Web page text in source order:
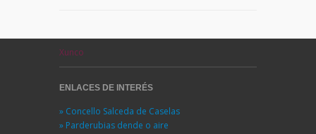
Xunco
ENLACES DE INTERÉS
» Concello Salceda de Caselas
» Parderubias dende o aire